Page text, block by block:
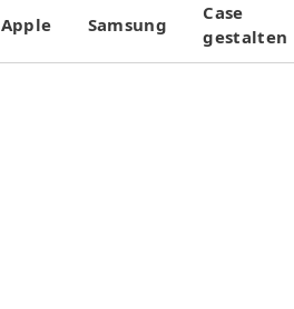
Apple Samsung
Case
gestalten